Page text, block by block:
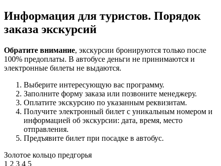
Информация для туристов. Порядок
заказа экскурсий
Обратите внимание, экскурсии бронируются только после
100% предоплаты. В автобусе деньги не принимаются и
электронные билеты не выдаются.
Выберите интересующую вас программу.
Заполните форму заказа или позвоните менеджеру.
Оплатите экскурсию по указанным реквизитам.
Получите электронный билет с уникальным номером и
информацией об экскурсии: дата, время, место
отправления.
Предъявите билет при посадке в автобус.
Золотое кольцо предгорья
1 2 3 4 5